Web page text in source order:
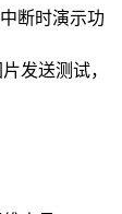
中断时演示功
发送测试，